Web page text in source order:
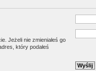
Jeżeli nie zmieniałeś go
który podałeś